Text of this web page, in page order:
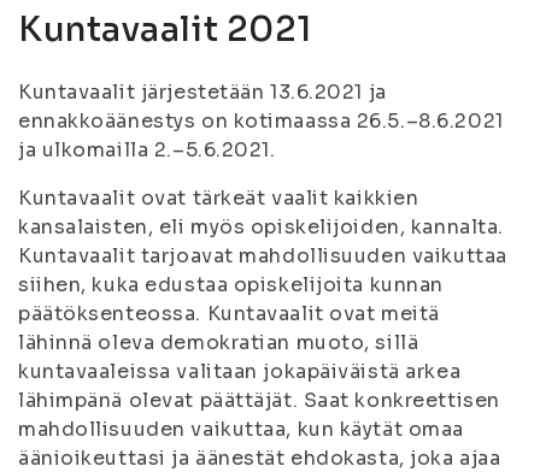
Kuntavaalit 2021
Kuntavaalit järjestetään 13.6.2021 ja
ennakkoäänestys on kotimaassa 26.5.–8.6.2021
ja ulkomailla 2.–5.6.2021.
Kuntavaalit ovat tärkeät vaalit kaikkien
kansalaisten, eli myös opiskelijoiden, kannalta.
Kuntavaalit tarjoavat mahdollisuuden vaikuttaa
siihen, kuka edustaa opiskelijoita kunnan
päätöksenteossa. Kuntavaalit ovat meitä
lähinnä oleva demokratian muoto, sillä
kuntavaaleissa valitaan jokapäiväistä arkea
lähimpänä olevat päättäjät. Saat konkreettisen
mahdollisuuden vaikuttaa, kun käytät omaa
äänioikeuttasi ja äänestät ehdokasta, joka ajaa